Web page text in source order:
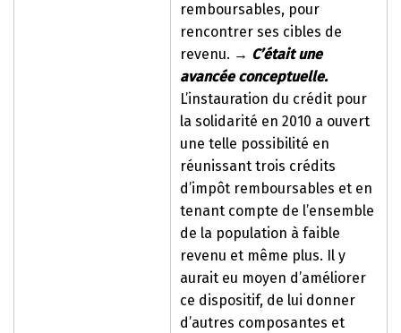
remboursables, pour
rencontrer ses cibles de
revenu. → C’était une
avancée conceptuelle.
L’instauration du crédit pour
la solidarité en 2010 a ouvert
une telle possibilité en
réunissant trois crédits
d’impôt remboursables et en
tenant compte de l’ensemble
de la population à faible
revenu et même plus. Il y
aurait eu moyen d’améliorer
ce dispositif, de lui donner
d’autres composantes et